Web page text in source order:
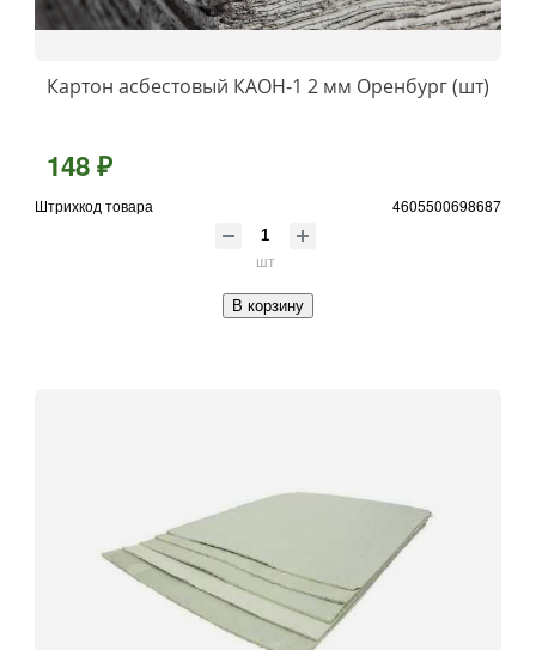
Картон асбестовый КАOН-1 2 мм Оренбург (шт)
148 ₽
Штрихкод товара 4605500698687
шт
В корзину